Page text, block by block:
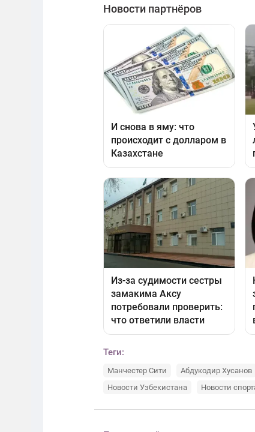
Теги:
Манчестер Сити Абдукодир Хусанов
Новости Узбекистана
Новости